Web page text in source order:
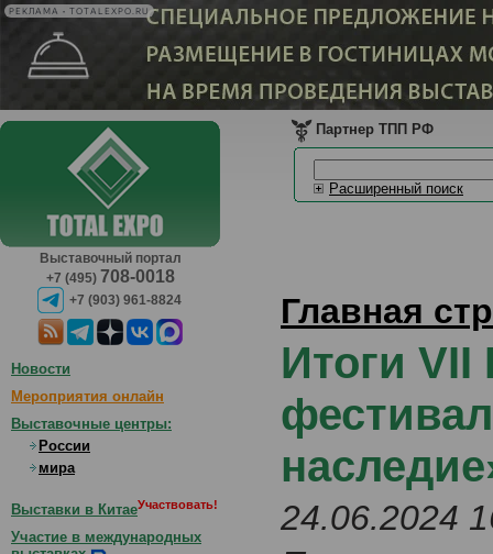
РЕКЛАМА • TOTALEXPO.RU
Выставочный портал
+7 (495) 708-0018
+7 (903) 961-8824
Партнер ТПП РФ
Расширенный поиск
Главная
Итоги VII
24.06.2024
Новости
Мероприятия онлайн
Выставочные центры:
России
мира
Выставки в КитаеУчаствовать!
Участие в международных